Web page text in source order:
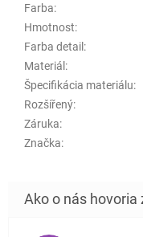
Farba:
Hmotnost:
Farba detail :
Materiál :
Špecifikácia materiálu:
Rozšířený:
Záruka:
Značka: